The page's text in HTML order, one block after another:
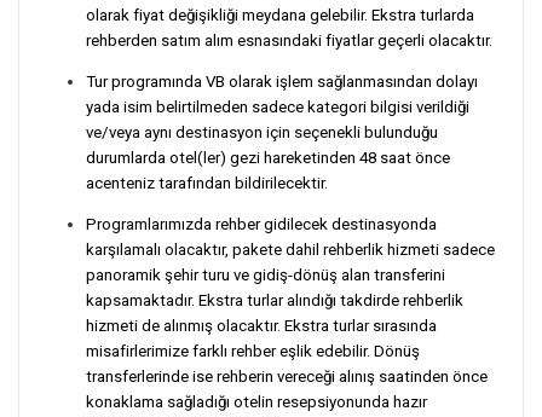
olarak fiyat değişikliği meydana gelebilir. Ekstra turlarda
rehberden satım alım esnasındaki fiyatlar geçerli olacaktır.
Tur programında VB olarak işlem sağlanmasından dolayı
yada isim belirtilmeden sadece kategori bilgisi verildiği
ve/veya aynı destinasyon için seçenekli bulunduğu
durumlarda otel(ler) gezi hareketinden 48 saat önce
acenteniz tarafından bildirilecektir.
Programlarımızda rehber gidilecek destinasyonda
karşılamalı olacaktır, pakete dahil rehberlik hizmeti sadece
panoramik şehir turu ve gidiş-dönüş alan transferini
kapsamaktadır. Ekstra turlar alındığı takdirde rehberlik
hizmeti de alınmış olacaktır. Ekstra turlar sırasında
misafirlerimize farklı rehber eşlik edebilir. Dönüş
transferlerinde ise rehberin vereceği alınış saatinden önce
konaklama sağladığı otelin resepsiyonunda hazır